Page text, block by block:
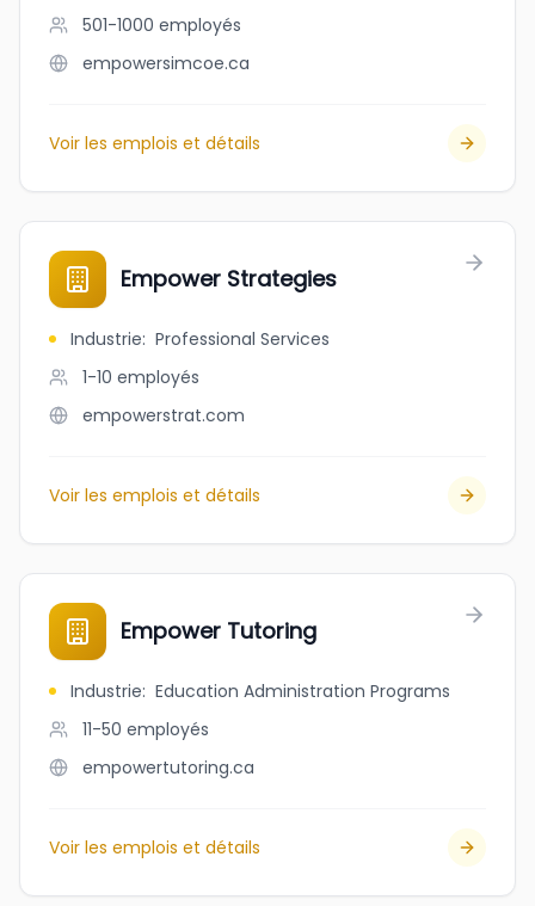
501-1000 employés
empowersimcoe.ca
Voir les emplois et détails
Empower Strategies
Industrie: Professional Services
1-10 employés
empowerstrat.com
Voir les emplois et détails
Empower Tutoring
Industrie: Education Administration Programs
11-50 employés
empowertutoring.ca
Voir les emplois et détails